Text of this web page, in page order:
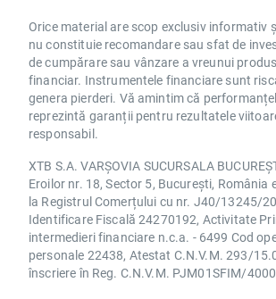
Orice material are scop exclusiv informativ
nu constituie recomandare sau sfat de
de cumpărare sau vânzare a vreunui
financiar. Instrumentele financiare sunt
genera pierderi. Vă amintim că
reprezintă garanții pentru rezultatele
responsabil.
XTB S.A. VARȘOVIA SUCURSALA
Eroilor nr. 18, Sector 5, București, România
la Registrul Comerțului cu nr. J40/13245/
Identificare Fiscală 24270192, Activitate
intermedieri financiare n.c.a. - 6499 Cod
personale 22438, Atestat C.N.V.M. 293/
înscriere în Reg. C.N.V.M. PJM01SFIM/